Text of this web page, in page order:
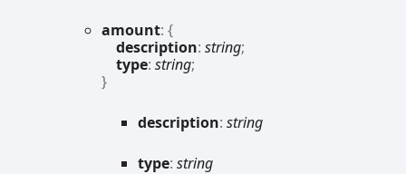
amount: {
description: string;
type: string;
}
description: string
type: string